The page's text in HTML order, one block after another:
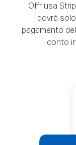
Offr usa
dovrà
pagamento
conto